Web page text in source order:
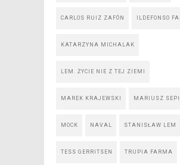
CARLOS RUIZ ZAFÓN ILDEFONSO
KATARZYNA MICHALAK
LEM. ŻYCIE NIE Z TEJ ZIEMI
MAREK KRAJEWSKI MARIUSZ
MOCK NAVAL STANISŁAW LEM
TESS GERRITSEN TRUPIA FARMA